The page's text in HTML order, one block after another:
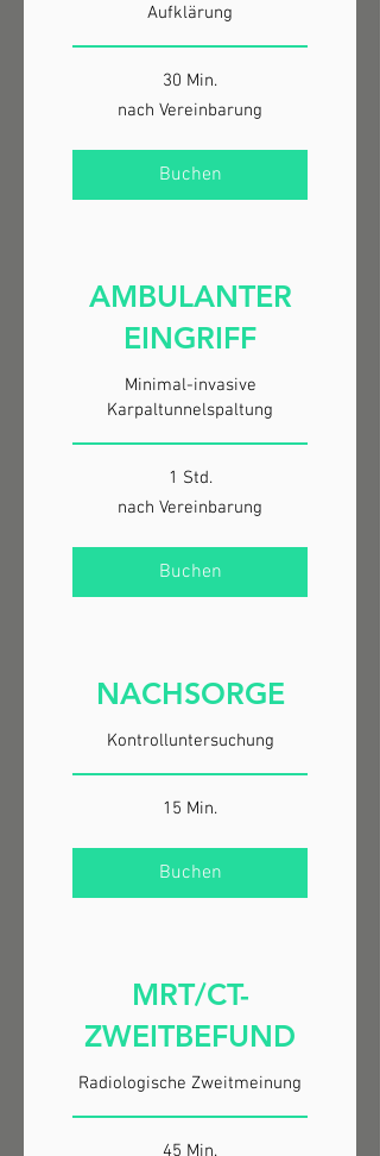
Aufklärung
30 Min.
Vereinbarungnach Vereinbarung
Buchen
AMBULANTER
EINGRIFF
Minimal-invasive
Karpaltunnelspaltung
1 Std.
Vereinbarungnach Vereinbarung
Buchen
NACHSORGE
Kontrolluntersuchung
15 Min.
Buchen
MRT/CT-
ZWEITBEFUND
Radiologische Zweitmeinung
45 Min.